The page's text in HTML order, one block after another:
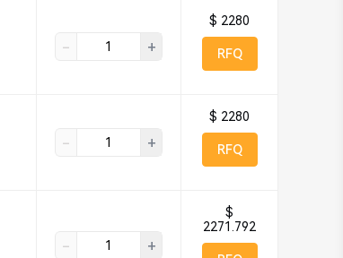
- +
$ 2280
RFQ
- +
$ 2280
RFQ
- +
$
2271.792